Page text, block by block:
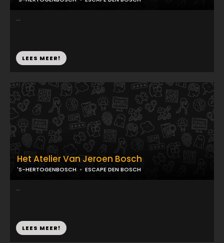
...
LEES MEER!
Het Atelier Van Jeroen Bosch
'S-HERTOGENBOSCH ESCAPE DEN BOSCH
...
LEES MEER!